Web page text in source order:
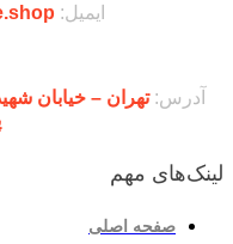
ایمیل:
آدرس:تهران – خیابان
لینک‌های مهم
صفحه اصلی